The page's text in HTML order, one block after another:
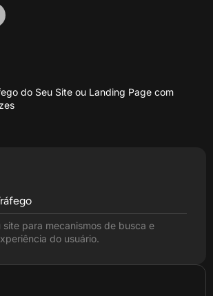
do Seu Site ou Landing Page com
site para mecanismos de busca e
do usuário.